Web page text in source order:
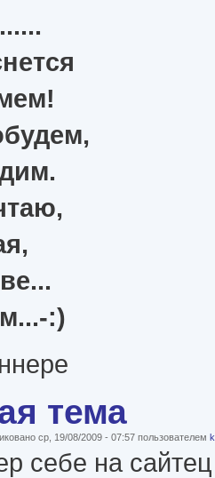
:)
тема
ср, 19/08/2009 - 07:57 пользователем
себе на сайтец